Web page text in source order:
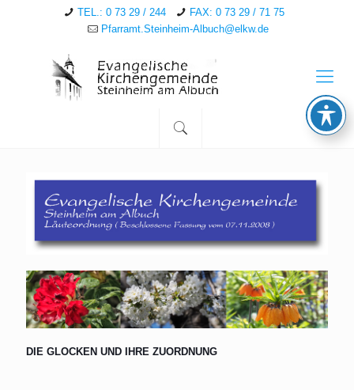
TEL.: 0 73 29 / 244
FAX: 0 73 29 / 71 75
Pfarramt.Steinheim-Albuch@elkw.de
DIE GLOCKEN UND IHRE ZUORDNUNG